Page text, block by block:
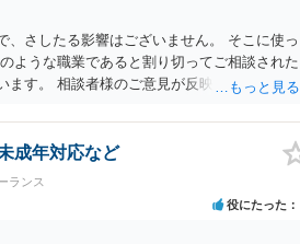
さしたる影響はございません。 そこに使っ
ような職業であると割り切ってご相談された
す。 相談者様のご意見が反映されること
成年対応など
ランス
役にたった